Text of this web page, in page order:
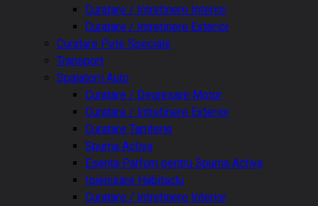
Curatare / Intretinere Interior
Curatare / Intretinere Exterior
Curatare Pete Speciale
Transport
Spalatorii Auto
Curatare / Degresare Motor
Curatare / Intretinere Exterior
Curatare Tapiterie
Spuma Activa
Esenta Parfum pentru Spuma Activa
Igienizare Habitaclu
Curatare / Intretinere Interior